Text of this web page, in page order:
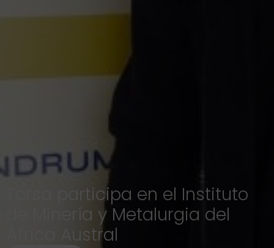
Torsa participa en el Instituto
de Minería y Metalurgia del
África Austral